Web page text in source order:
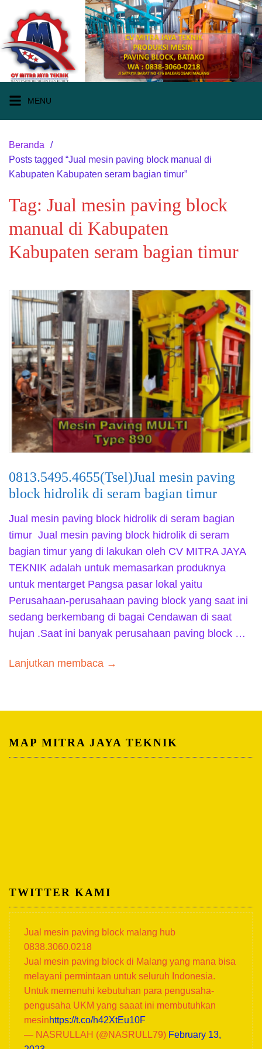
konten
MENU
Beranda
Posts tagged “Jual mesin paving block manual di
Kabupaten Kabupaten seram bagian timur”
Tag: Jual mesin paving block
manual di Kabupaten
Kabupaten seram bagian timur
0813.5495.4655(Tsel)Jual mesin paving
block hidrolik di seram bagian timur
Jual mesin paving block hidrolik di seram bagian
timur Jual mesin paving block hidrolik di seram
bagian timur yang di lakukan oleh CV MITRA JAYA
TEKNIK adalah untuk memasarkan produknya
untuk mentarget Pangsa pasar lokal yaitu
Perusahaan-perusahaan paving block yang saat ini
sedang berkembang di bagai Cendawan di saat
hujan .Saat ini banyak perusahaan paving block …
Lanjutkan membaca →
MAP MITRA JAYA TEKNIK
TWITTER KAMI
Jual mesin paving block malang hub
0838.3060.0218
Jual mesin paving block di Malang yang mana bisa
melayani permintaan untuk seluruh Indonesia.
Untuk memenuhi kebutuhan para pengusaha-
pengusaha UKM yang saaat ini membutuhkan
mesinhttps://t.co/h42XtEu10F
— NASRULLAH (@NASRULL79) February 13,